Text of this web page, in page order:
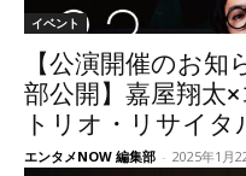
イベント
【公演開催のお
部公開】嘉屋翔太
トリオ・リサイタ
エンタメNOW 編集部 - 2025年1月